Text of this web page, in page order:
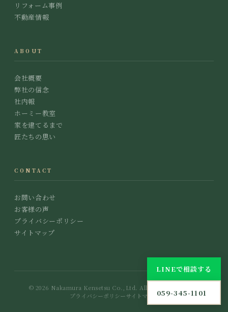
リフォーム事例
不動産情報
ABOUT
会社概要
弊社の信念
社内報
ホーミー教室
家を建てるまで
匠たちの思い
CONTACT
お問い合わせ
お客様の声
プライバシーポリシー
サイトマップ
© 2026 Nakamura Kensetsu Co.,Ltd. All Rights Reserved.
プライバシーポリシーサイトマップ
LINEで相談する
059-345-1101